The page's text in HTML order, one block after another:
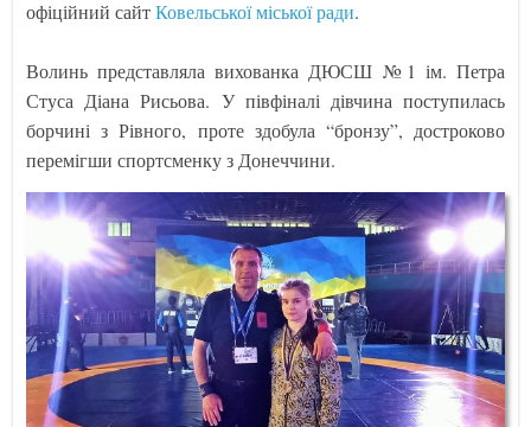
офіційний сайтКовельської міської ради.
Волинь представляла вихованка ДЮСШ №1 ім. Петра
Стуса Діана Рисьова. У півфіналі дівчина поступилась
борчині з Рівного, проте здобула “бронзу”, достроково
перемігши спортсменку з Донеччини.